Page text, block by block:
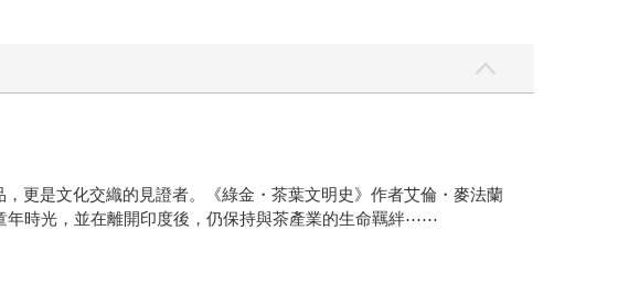
更是文化交織的見證者。《綠金・茶葉文明史》作者艾倫・麥法蘭
年時光，並在離開印度後，仍保持與茶產業的生命羈絆⋯⋯